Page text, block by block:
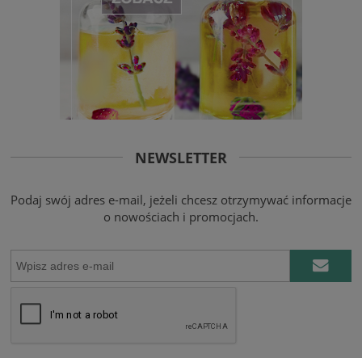
NEWSLETTER
Podaj swój adres e-mail, jeżeli chcesz otrzymywać informacje
o nowościach i promocjach.